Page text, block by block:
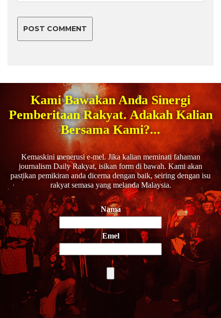
Kami Bawakan Anda Sinergi
Pemberitaan Rakyat. Adakah Kalian
Bersama Kami?...
Kemaskini menerusi e-mel. Jika kalian meminati fahaman
journalism Daily Rakyat, isikan form di bawah. Kami akan
pastikan pemikiran anda dicerna dengan baik, seiring dengan isu
rakyat semasa yang melanda Malaysia.
Nama
Emel